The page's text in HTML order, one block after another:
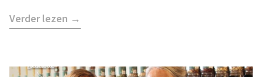
Verder lezen →